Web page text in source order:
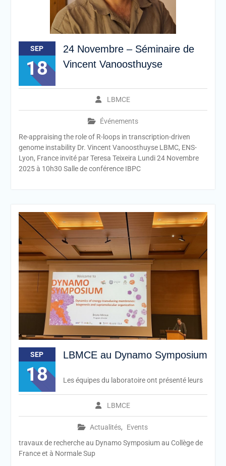
SEP
18
24 Novembre – Séminaire de
Vincent Vanoosthuyse
LBMCE
Événements
Re-appraising the role of R-loops in transcription-driven
genome instability Dr. Vincent Vanoosthuyse LBMC, ENS-
Lyon, France invité par Teresa Teixeira Lundi 24 Novembre
2025 à 10h30 Salle de conférence IBPC
SEP
18
LBMCE au Dynamo Symposium
LBMCE
Actualités, Events
Les équipes du laboratoire ont présenté leurs
travaux de recherche au Dynamo Symposium au Collège de
France et à Normale Sup